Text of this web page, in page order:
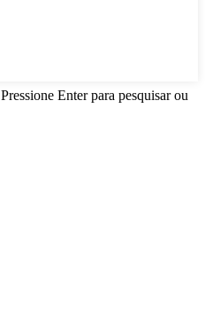
Pressione Enter para pesquisar ou